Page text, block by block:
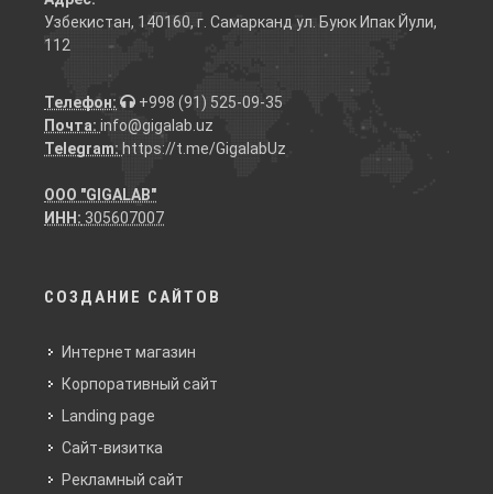
Узбекистан, 140160, г. Самарканд ул. Буюк Ипак Йули,
112
Телефон:
+998 (91) 525-09-35
Почта: info@gigalab.uz
Telegram: https://t.me/GigalabUz
ООО "GIGALAB"
ИНН: 305607007
СОЗДАНИЕ САЙТОВ
Интернет магазин
Корпоративный сайт
Landing page
Сайт-визитка
Рекламный сайт